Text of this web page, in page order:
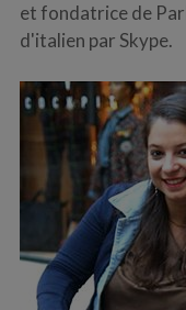
et fondatrice de
d'italien par Skype.